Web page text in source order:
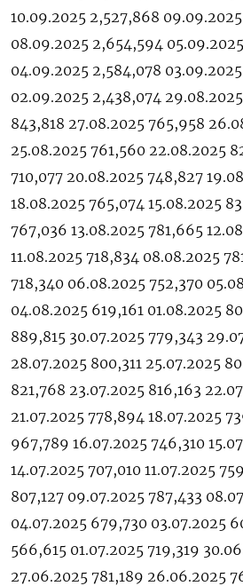
10.09.2025 2,527,868
08.09.2025 2,654,594
04.09.2025 2,584,078
02.09.2025 2,438,074
843,818 27.08.2025 765,958
25.08.2025 761,560 22.08.2025
710,077 20.08.2025 748,827
18.08.2025 765,074 15.08.2025
767,036 13.08.2025 781,665
11.08.2025 718,834 08.08.2025
718,340 06.08.2025 752,370
04.08.2025 619,161 01.08.2025
889,815 30.07.2025 779,343
28.07.2025 800,311 25.07.2025
821,768 23.07.2025 816,163
21.07.2025 778,894 18.07.2025
967,789 16.07.2025 746,310
14.07.2025 707,010 11.07.2025
807,127 09.07.2025 787,433
04.07.2025 679,730 03.07.2025
566,615 01.07.2025 719,319
27.06.2025 781,189 26.06.2025